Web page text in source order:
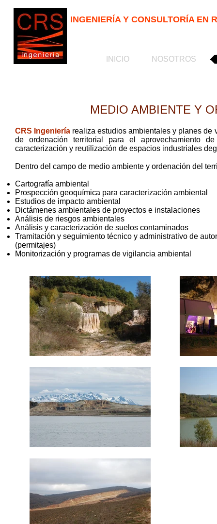
INGENIERÍA Y CONSULTORÍA EN
INICIO NOSOTROS
INICIO NOSOTROS
MEDIO AMBIENTE Y
CRS I ngeniería realiza estudios ambientales y planes
de ordenación territorial para el aprovechamiento
caracterización y reutilización de espacios industriales
Dentro del campo de medio ambiente y ordenación del
Cartografía ambiental
Prospección geoquímica para caracterización ambiental
Estudios de impacto ambiental
Dictámenes ambientales de proyectos e instalaciones
Análisis de riesgos ambientales
Análisis y caracterización de suelos contaminados
Tramitación y seguimiento técnico y administrativo de
(permitajes)
Monitorización y programas de vigilancia ambiental